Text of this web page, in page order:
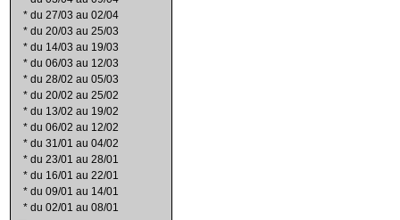
* du 27/03 au 02/04
* du 20/03 au 25/03
* du 14/03 au 19/03
* du 06/03 au 12/03
* du 28/02 au 05/03
* du 20/02 au 25/02
* du 13/02 au 19/02
* du 06/02 au 12/02
* du 31/01 au 04/02
* du 23/01 au 28/01
* du 16/01 au 22/01
* du 09/01 au 14/01
* du 02/01 au 08/01